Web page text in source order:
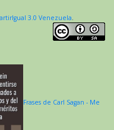
3.0 Venezuela
Frases de Carl Sagan - Me